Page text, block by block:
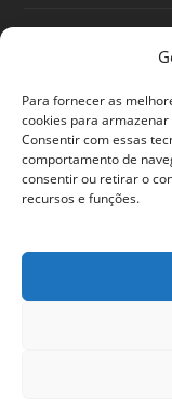
Para fornecer as
cookies para
Consentir com essas
comportamento de
consentir ou retirar o
recursos e funções.
O Poder do
30/06/2026
Ansiedade: cuidar
sua vida
© 2024 Em
do